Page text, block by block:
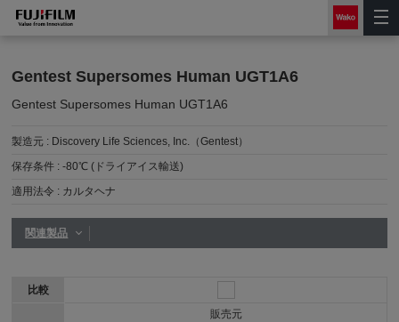
Gentest Supersomes Human UGT1A6
Gentest Supersomes Human UGT1A6
製造元 : Discovery Life Sciences, Inc.（Gentest）
保存条件 :-80℃ (ドライアイス輸送)
適用法令 : カルタヘナ
関連製品
比較
販売元